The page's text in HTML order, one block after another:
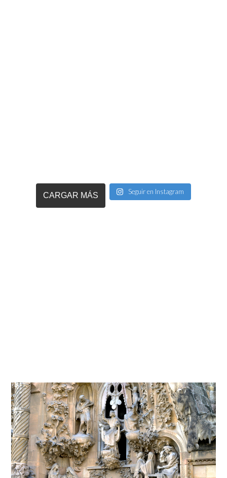
CARGAR MÁS Seguir en Instagram
Tema deOut the Box